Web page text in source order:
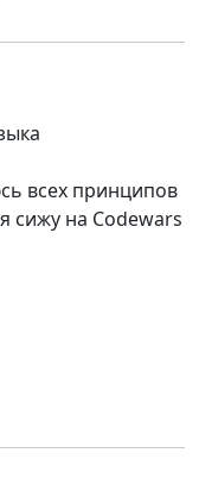
всех принципов
сижу на Codewars